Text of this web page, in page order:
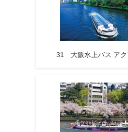
31 大阪水上バス アク